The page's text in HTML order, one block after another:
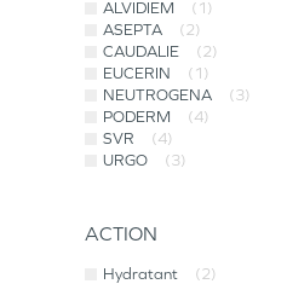
ALVIDIEM
(1)
ASEPTA
(2)
CAUDALIE
(2)
EUCERIN
(1)
NEUTROGENA
(3)
PODERM
(4)
SVR
(4)
URGO
(3)
ACTION
Hydratant (2)